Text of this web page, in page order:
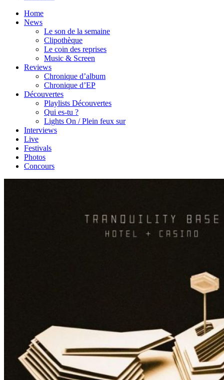
Home
News
Le son de la semaine
Clipothèque
Le coin des reprises
Music & Screen
Reviews
Chronique d’album
Chronique d’EP
Découvertes
Playlists Découvertes
Qui es-tu ?
Lights On / Plein feux sur
Interviews
Live
Festivals
Photos
Concours